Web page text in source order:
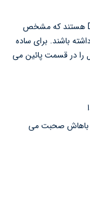
کودکان دارای یک مسیر رشد Development Path هستند که مشخص
باشند. برای ساده
مثال ساده برای کودکان سنین ۳ تا ۷ سال را در قسمت پائین می
باهاش صحبت می